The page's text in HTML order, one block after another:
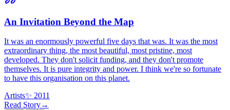
An Invitation Beyond the Map
It was an enormously powerful five days that was. It was the most
extraordinary thing, the most beautiful, most pristine, most
developed. They don't solicit funding, and they don't promote
themselves. It is pure integrity and power. I think we're so fortunate
to have this organisation on this planet.
Artists✨ 2011
Read Story→